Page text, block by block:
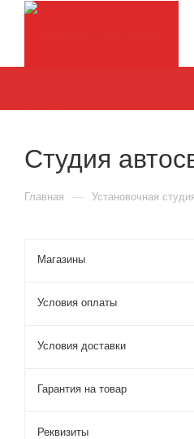
Студия
Главная — Установочная
Магазины
Условия оплаты
Условия доставки
Гарантия на товар
Реквизиты